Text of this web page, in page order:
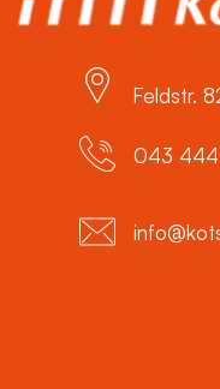
Feldstr.
043 444